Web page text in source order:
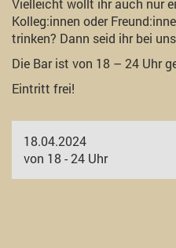
Vielleicht wollt ihr auch nur
Kolleg:innen oder
trinken? Dann seid ihr bei
Die Bar ist von 18 – 24 Uhr
Eintritt frei!
18.04.2024
von 18 - 24 Uhr